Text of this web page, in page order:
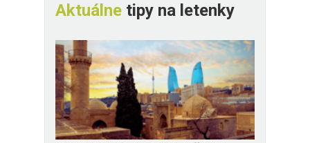
Aktuálne tipy na letenky